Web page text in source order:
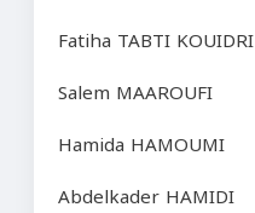
Fatiha TABTI KOUIDRI
Salem MAAROUFI
Hamida HAMOUMI
Abdelkader HAMIDI